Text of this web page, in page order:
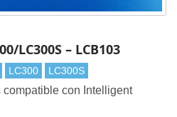
LC300S – LCB103
LC300 LC300S
con Intelligent